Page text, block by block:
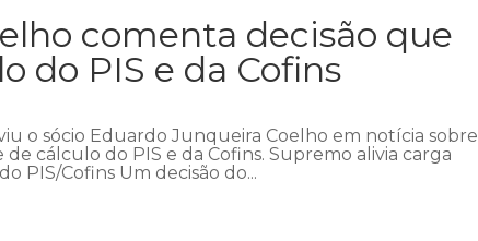
comenta decisão que
do PIS e da Cofins
o sócio Eduardo Junqueira Coelho em notícia sobre
cálculo do PIS e da Cofins. Supremo alivia carga
PIS/Cofins Um decisão do...